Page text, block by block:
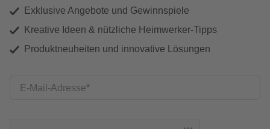
Exklusive Angebote und Gewinnspiele
Kreative Ideen & nützliche Heimwerker-Tipps
Produktneuheiten und innovative Lösungen
E-Mail-Adresse